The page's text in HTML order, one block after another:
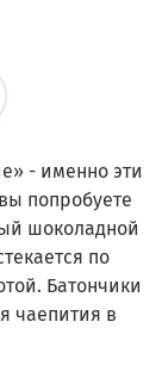
- именно эти
попробуете
шоколадной
по
Батончики
чаепития в